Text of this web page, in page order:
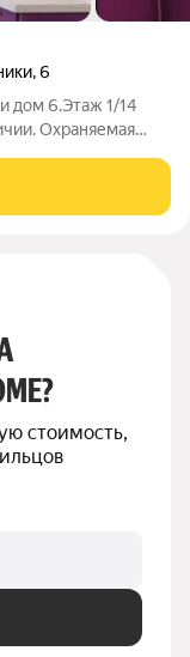
,6
дом 6.Этаж 1/14
Охраняемая
стоимость,